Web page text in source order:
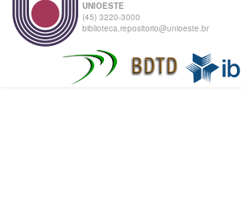
UNIOESTE
(45) 3220-3000
biblioteca.repositorio@unioeste.br